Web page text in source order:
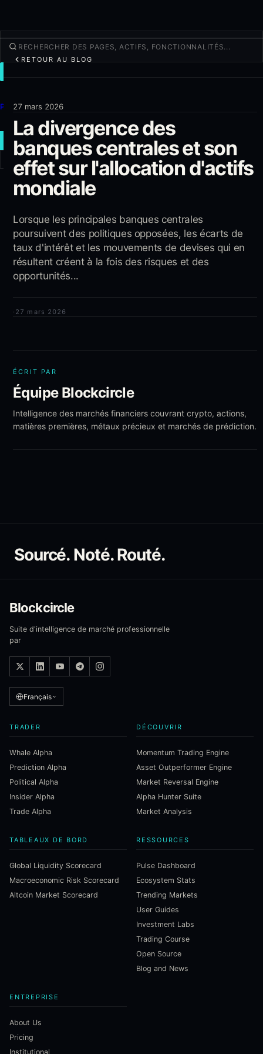
Produits
Plus
NOUVEAU TRADE
Connexion S'INSCRIRE
RETOUR AU BLOG
27 mars 2026
La divergence des
banques centrales et son
effet sur l'allocation d'actifs
mondiale
Lorsque les principales banques centrales
poursuivent des politiques opposées, les écarts de
taux d'intérêt et les mouvements de devises qui en
résultent créent à la fois des risques et des
opportunités...
· 27 mars 2026
ÉCRIT PAR
Équipe Blockcircle
Intelligence des marchés financiers couvrant crypto, actions,
matières premières, métaux précieux et marchés de prédiction.
Sourcé. Noté. Routé.
Blockcircle
Suite d'intelligence de marché professionnelle
par
Français
TRADER
Whale Alpha
Prediction Alpha
Political Alpha
Insider Alpha
Trade Alpha
DÉCOUVRIR
Momentum Trading Engine
Asset Outperformer Engine
Market Reversal Engine
Alpha Hunter Suite
Market Analysis
TABLEAUX DE BORD
Global Liquidity Scorecard
Macroeconomic Risk Scorecard
Altcoin Market Scorecard
RESSOURCES
Pulse Dashboard
Ecosystem Stats
Trending Markets
User Guides
Investment Labs
Trading Course
Open Source
Blog and News
ENTREPRISE
About Us
Pricing
Institutional